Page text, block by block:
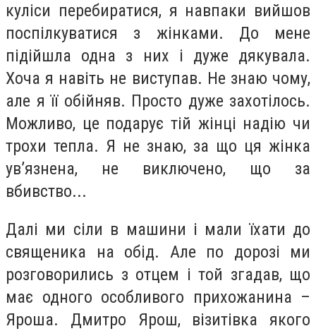
куліси перебиратися, я навпаки вийшов
поспілкуватися з жінками. До мене
підійшла одна з них і дуже дякувала.
Хоча я навіть не виступав. Не знаю чому,
але я її обійняв. Просто дуже захотілось.
Можливо, це подарує тій жінці надію чи
трохи тепла. Я не знаю, за що ця жінка
ув’язнена, не виключено, що за
вбивство...
Далі ми сіли в машини і мали їхати до
священика на обід. Але по дорозі ми
розговорились з отцем і той згадав, що
має одного особливого прихожанина –
Яроша. Дмитро Ярош, візитівка якого